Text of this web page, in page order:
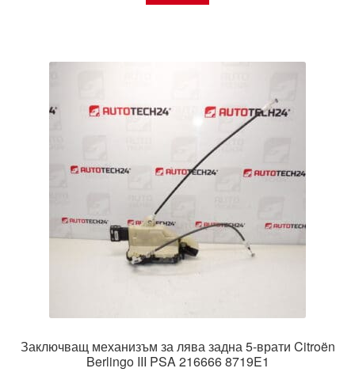
Заключващ механизъм за лява задна 5-врати Citroën
Berlingo III PSA 216666 8719E1